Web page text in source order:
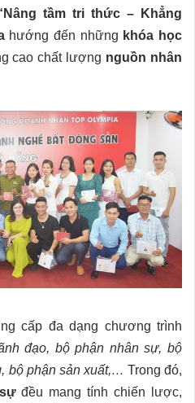
tầm tri thức – Khẳng
hướng đến những khóa học
cao chất lượng nguồn nhân
cấp đa dạng chương trình
đạo, bộ phận nhân sự, bộ
bộ phận sản xuất,… Trong đó,
đều mang tính chiến lược,